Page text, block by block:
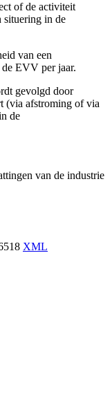
of de activiteit
situering in de
van een
EVV per jaar.
gevolgd door
(via afstroming of via
de
van de industrie
XML